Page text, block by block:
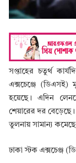
সপ্তাহের চতুর্থ
এক্সচেঞ্জে (ডিএসই)
হয়েছে। এদিন
শেয়ারের দর
তুলনায় সামান্য
ঢাকা স্টক এক্সচেঞ্জ